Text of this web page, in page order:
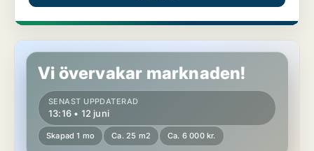
Lägenhet i Vallentuna
Vi övervakar marknaden!
SENAST UPPDATERAD
13:16 • 12 juni
Skapad 1 mo Ca. 25 m2 Ca. 6 000 kr.